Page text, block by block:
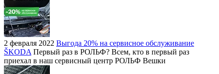
2 февраля 2022 Выгода 20% на сервисное обслуживание
ŠKODA Первый раз в РОЛЬФ? Всем, кто в первый раз
приехал в наш сервисный центр РОЛЬФ Вешки